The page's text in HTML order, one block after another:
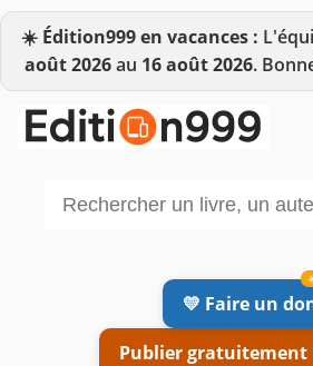
☀️ Édition999 en vacances :
août 2026au 16 août 2026.
💛 Faire un
Publier gratuitement